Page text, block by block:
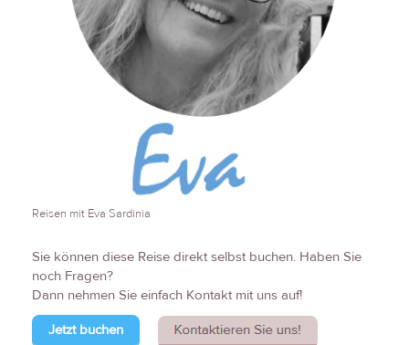
Reisen mit Eva Sardinia
Sie können diese Reise direkt selbst buchen. Haben Sie
noch Fragen?
Dann nehmen Sie einfach Kontakt mit uns auf!
Jetzt buchen